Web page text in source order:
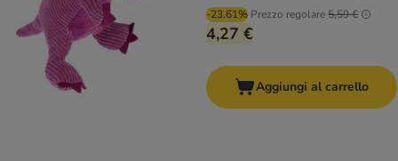
-23.61% Prezzo regolare5,59 €
4,27 €
Aggiungi al carrello